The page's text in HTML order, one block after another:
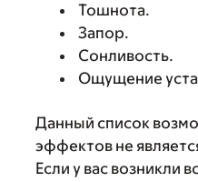
Тошнота.
Запор.
Сонливость.
Ощущение
Данный список
эффектов не
Если у вас возникли